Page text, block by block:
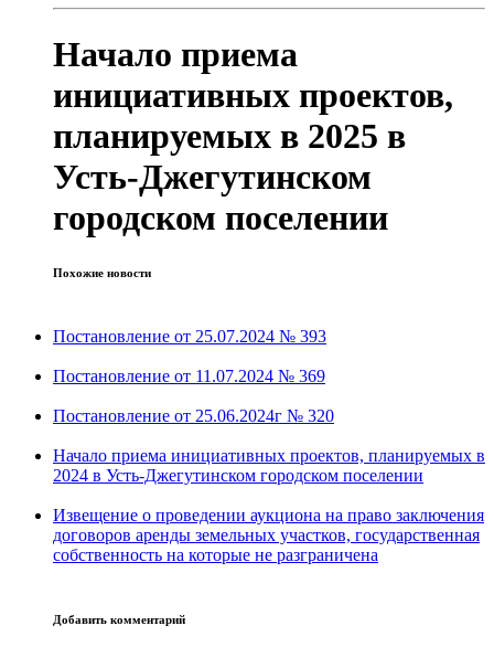
Начало приема
инициативных проектов,
планируемых в 2025 в
Усть-Джегутинском
городском поселении
Похожие новости
Постановление от 25.07.2024 № 393
Постановление от 11.07.2024 № 369
Постановление от 25.06.2024г № 320
Начало приема инициативных проектов, планируемых в
2024 в Усть-Джегутинском городском поселении
Извещение о проведении аукциона на право заключения
договоров аренды земельных участков, государственная
собственность на которые не разграничена
Добавить комментарий